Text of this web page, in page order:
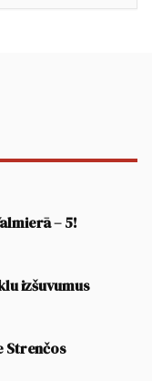
– 5!
izšuvumus
Strenčos